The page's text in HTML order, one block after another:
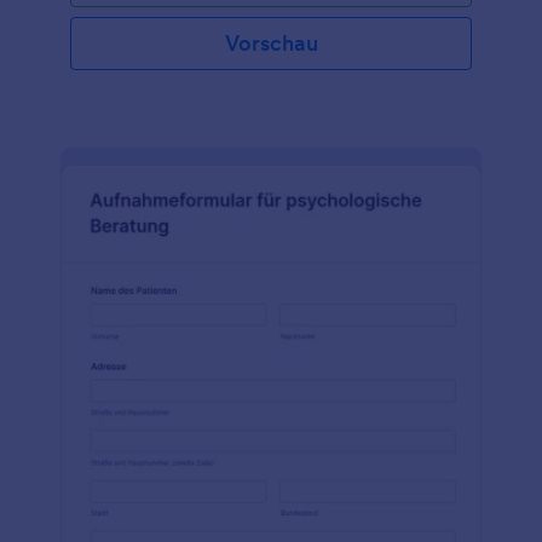
Körpermaße verwenden. Er hilft Ihnen, Ihre
Körpermaße zu ermitteln, und dann können Sie ein
perfektes Körpermaßformular finden, das für Sie
oder fügen Sie ein Hintergrundbild hinzu, das zu
Ihrer Marke passt. Integrieren Sie leistungsstarke
Integrationen von Jotform, um eine Verbindung zu
Dropbox und mehr herzustellen.
Vorschau